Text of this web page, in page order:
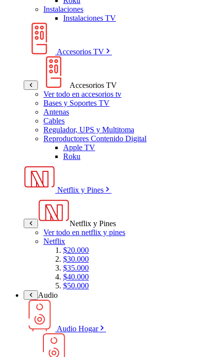
Instalaciones
Instalaciones TV
Accesorios TV
Accesorios TV
Ver todo en accesorios tv
Bases y Soportes TV
Antenas
Cables
Regulador, UPS y Multitoma
Reproductores Contenido Digital
Apple TV
Roku
Netflix y Pines
Netflix y Pines
Ver todo en netflix y pines
Netflix
$20.000
$30.000
$35.000
$40.000
$50.000
Audio
Audio Hogar